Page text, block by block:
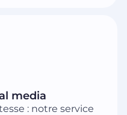
media
: notre service